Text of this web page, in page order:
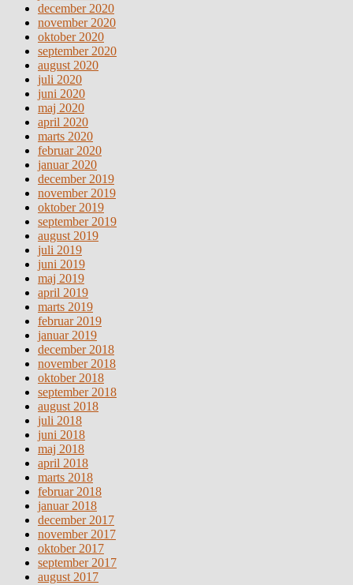
december 2020
november 2020
oktober 2020
september 2020
august 2020
juli 2020
juni 2020
maj 2020
april 2020
marts 2020
februar 2020
januar 2020
december 2019
november 2019
oktober 2019
september 2019
august 2019
juli 2019
juni 2019
maj 2019
april 2019
marts 2019
februar 2019
januar 2019
december 2018
november 2018
oktober 2018
september 2018
august 2018
juli 2018
juni 2018
maj 2018
april 2018
marts 2018
februar 2018
januar 2018
december 2017
november 2017
oktober 2017
september 2017
august 2017